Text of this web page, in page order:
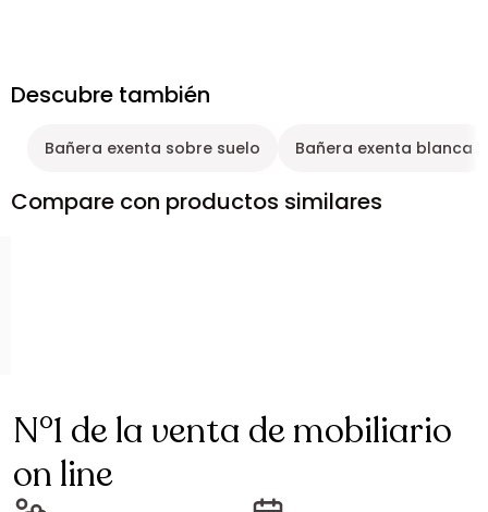
Descubre también
Bañera exenta sobre suelo Bañera exenta blanca
Compare con productos similares
N°1 de la venta de mobiliario
on line